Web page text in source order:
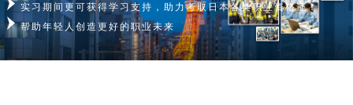
实习期间更可获得学习支持，助力考取日本各类职业资格证！
帮助年轻人创造更好的职业未来